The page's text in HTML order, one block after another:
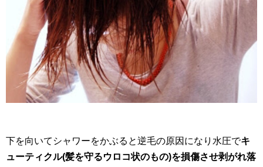
下を向いてシャワーをかぶると逆毛の原因になり水圧でキ
ューティクル(髪を守るウロコ状のもの)を損傷させ剥がれ落